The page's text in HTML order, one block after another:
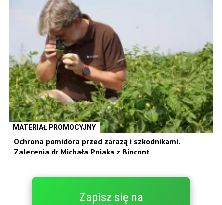
MATERIAŁ PROMOCYJNY
Ochrona pomidora przed zarazą i szkodnikami.
Zalecenia dr Michała Pniaka z Biocont
Zapisz się na